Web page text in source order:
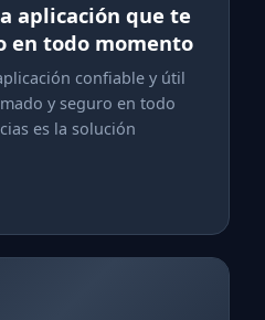
aplicación que te
en todo momento
confiable y útil
y seguro en todo
es la solución